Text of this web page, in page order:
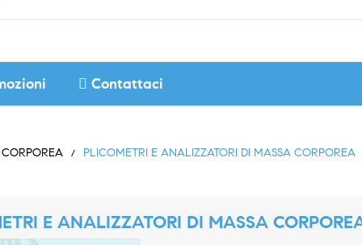
Contattaci
PLICOMETRI E ANALIZZATORI DI MASSA CORPOREA
E ANALIZZATORI DI MASSA